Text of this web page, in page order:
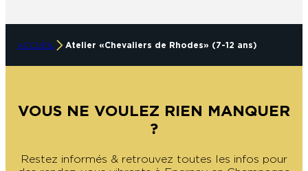
ACCUEIL Atelier « Chevaliers de Rhodes » (7-12 ans)
VOUS NE VOULEZ RIEN MANQUER
?
Restez informés & retrouvez toutes les infos pour